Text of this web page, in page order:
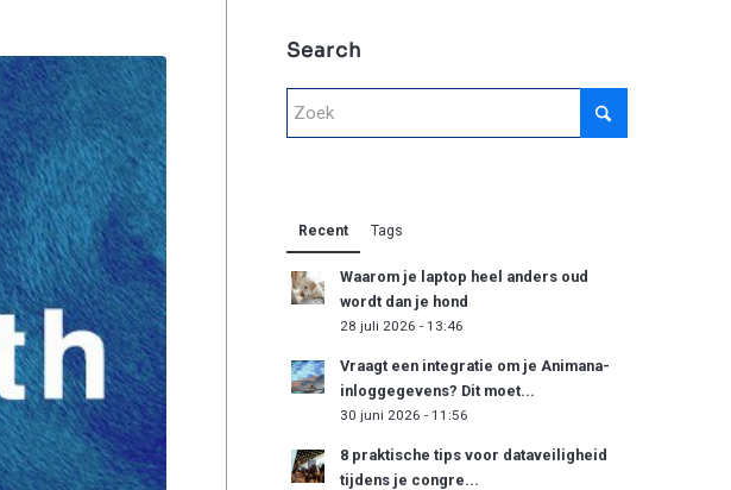
Search
Recent Tags
Waarom je laptop heel anders oud
wordt dan je hond
28 juli 2026 - 13:46
Vraagt een integratie om je Animana-
inloggegevens? Dit moet...
30 juni 2026 - 11:56
8 praktische tips voor dataveiligheid
tijdens je congre...